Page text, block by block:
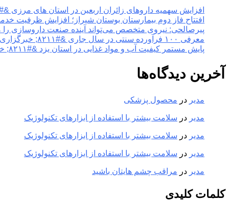
افزایش سهمیه داروهای زائران اربعین در استان های مرزی &#۸۲۱۱; خبرگزاری مهر | اخبار ایران و
افتتاح فاز دوم بیمارستان بوستان شیراز؛ افزایش ظرفیت خدمات تخصصی سلامت &#۸۲۱۱;
پیرصالحی: نیروی متخصص می‌تواند آینده صنعت داروسازی را متحول کند &#۸۲۱۱; خبرگزاری
معرفی ۱۰۰ فرآورده سنتی در سال جاری &#۸۲۱۱; خبرگزاری مهر | اخبار ایران و جهان
پایش مستمر کیفیت آب و مواد غذایی در استان یزد &#۸۲۱۱; خبرگزاری مهر | اخبار ایران و جهان
آخرین دیدگاه‌ها
مدیر در محصول پزشکی
مدیر در سلامت بیشتر با استفاده از ابزارهای تکنولوژیک
مدیر در سلامت بیشتر با استفاده از ابزارهای تکنولوژیک
مدیر در سلامت بیشتر با استفاده از ابزارهای تکنولوژیک
مدیر در مراقب چشم هایتان باشید
کلمات کلیدی